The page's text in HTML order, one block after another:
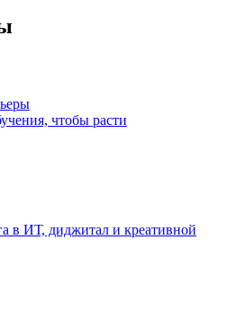
чтобы расти
в ИТ, диджитал и креативной